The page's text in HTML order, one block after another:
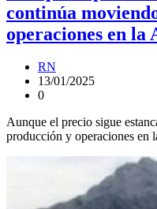
continúa
operaciones en la
RN
13/01/2025
0
Aunque el precio sigue
producción y operaciones